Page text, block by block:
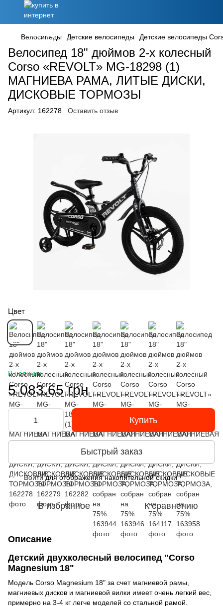
Велосипеды Детские велосипеды Детские велосипеды
Велосипед 18" дюймов 2-х колесный
Corso «REVOLT» MG-18298 (1)
МАГНИЕВА РАМА, ЛИТЫЕ ДИСКИ,
ДИСКОВЫЕ ТОРМОЗЫ
Артикул: 162278 Оставить отзыв
Цвет
В наличии
5 083.65 грн
Купить
Быстрый заказ
% Войтидля отображения накопительной скидки
В избранное К сравнению
Описание
Детский двухколесный велосипед "Corso
Magnesium 18"
Модель Corso Magnesium 18" за счет магниевой рамы,
магниевых дисков и магниевой вилки имеет очень легкий вес,
примерно на 3-4 кг легче моделей со стальной рамой.